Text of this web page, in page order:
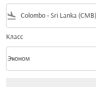
flight_land
Класс
Класс option Эконом Selected
Эконом
keyboard_arrow_down